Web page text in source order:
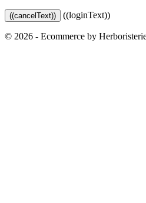
((cancelText)) ((loginText))
© 2026 - Ecommerce by